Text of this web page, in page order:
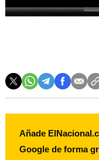
Añade
Google de forma